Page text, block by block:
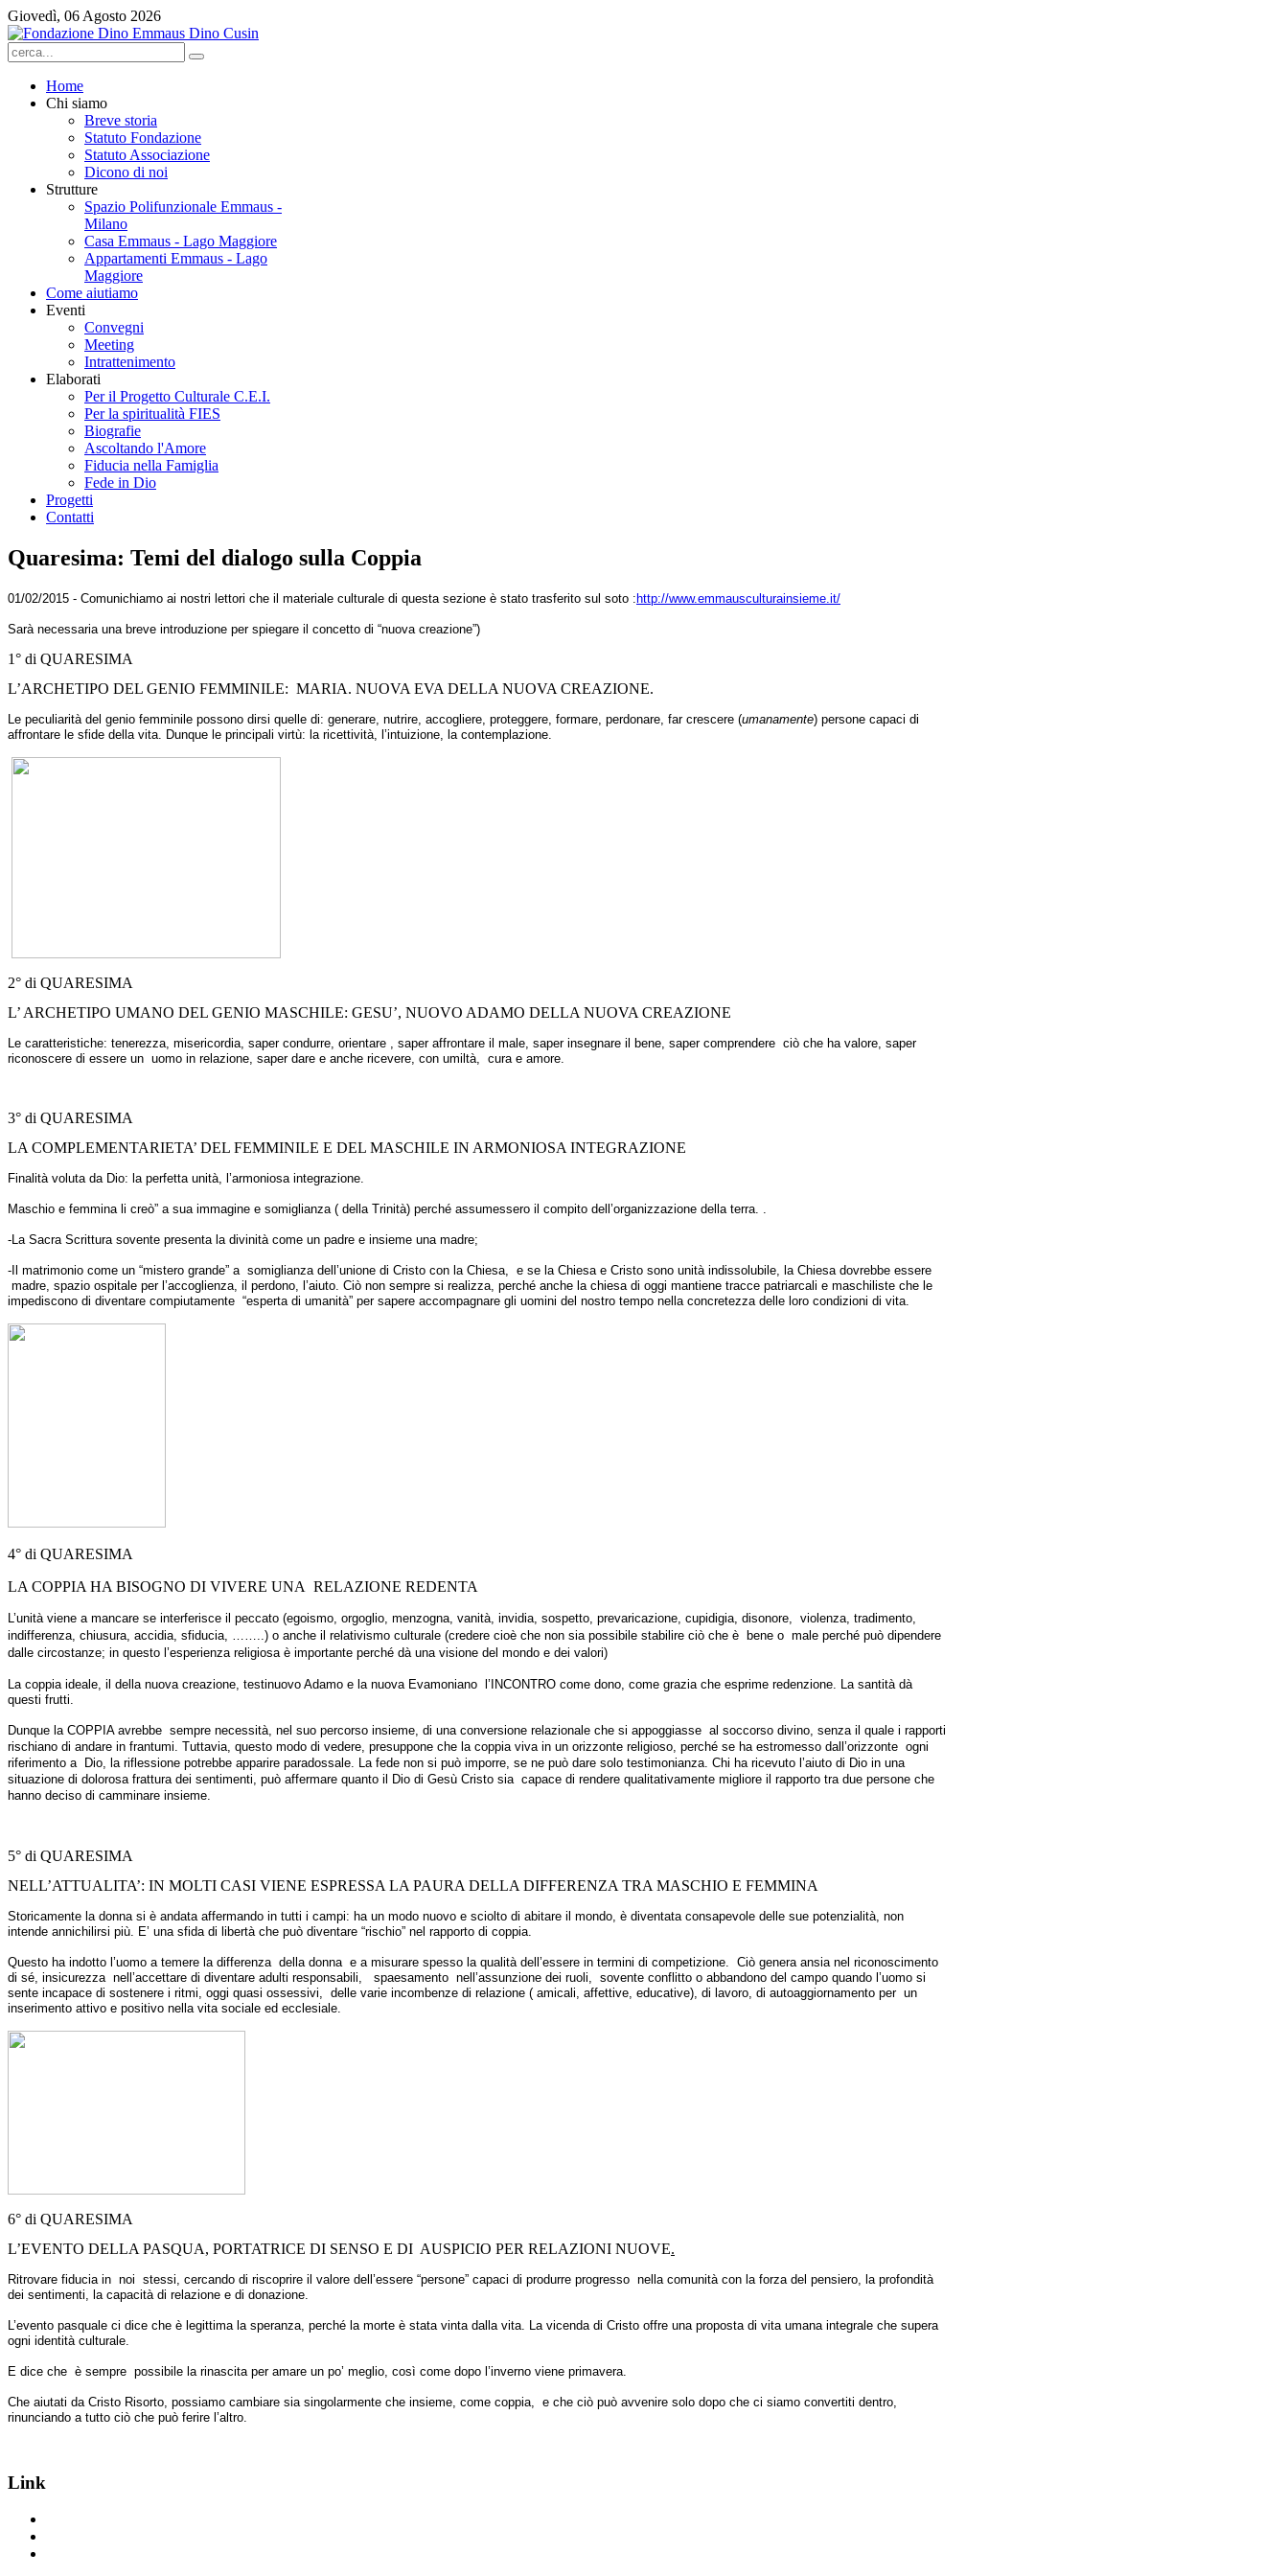
Giovedì, 06 Agosto 2026
Home
Chi siamo
Breve storia
Statuto Fondazione
Statuto Associazione
Dicono di noi
Strutture
Spazio Polifunzionale Emmaus -
Milano
Casa Emmaus - Lago Maggiore
Appartamenti Emmaus - Lago
Maggiore
Come aiutiamo
Eventi
Convegni
Meeting
Intrattenimento
Elaborati
Per il Progetto Culturale C.E.I.
Per la spiritualità FIES
Biografie
Ascoltando l'Amore
Fiducia nella Famiglia
Fede in Dio
Progetti
Contatti
Quaresima: Temi del dialogo sulla Coppia
01/02/2015 - Comunichiamo ai nostri lettori che il materiale culturale di questa sezione è stato trasferito sul soto : http://www.emmausculturainsieme.it/
Sarà necessaria una breve introduzione per spiegare il concetto di “nuova creazione”)
1° di QUARESIMA
L’ARCHETIPO DEL GENIO FEMMINILE: MARIA. NUOVA EVA DELLA NUOVA CREAZIONE.
Le peculiarità del genio femminile possono dirsi quelle di: generare, nutrire, accogliere, proteggere, formare, perdonare, far crescere (umanamente) persone capaci di
affrontare le sfide della vita. Dunque le principali virtù: la ricettività, l’intuizione, la contemplazione.
2° di QUARESIMA
L’ ARCHETIPO UMANO DEL GENIO MASCHILE: GESU’, NUOVO ADAMO DELLA NUOVA CREAZIONE
Le caratteristiche: tenerezza, misericordia, saper condurre, orientare , saper affrontare il male, saper insegnare il bene, saper comprendere ciò che ha valore, saper
riconoscere di essere un uomo in relazione, saper dare e anche ricevere, con umiltà, cura e amore.
3° di QUARESIMA
LA COMPLEMENTARIETA’ DEL FEMMINILE E DEL MASCHILE IN ARMONIOSA INTEGRAZIONE
Finalità voluta da Dio: la perfetta unità, l’armoniosa integrazione.
Maschio e femmina li creò” a sua immagine e somiglianza ( della Trinità) perché assumessero il compito dell’organizzazione della terra. .
-La Sacra Scrittura sovente presenta la divinità come un padre e insieme una madre;
-Il matrimonio come un “mistero grande” a somiglianza dell’unione di Cristo con la Chiesa, e se la Chiesa e Cristo sono unità indissolubile, la Chiesa dovrebbe essere
madre, spazio ospitale per l’accoglienza, il perdono, l’aiuto. Ciò non sempre si realizza, perché anche la chiesa di oggi mantiene tracce patriarcali e maschiliste che le
impediscono di diventare compiutamente “esperta di umanità” per sapere accompagnare gli uomini del nostro tempo nella concretezza delle loro condizioni di vita.
4° di QUARESIMA
LA COPPIA HA BISOGNO DI VIVERE UNA RELAZIONE REDENTA
L’unità viene a mancare se interferisce il peccato (egoismo, orgoglio, menzogna, vanità, invidia, sospetto, prevaricazione, cupidigia, disonore, violenza, tradimento,
indifferenza, chiusura, accidia, sfiducia, ……..) o anche il relativismo culturale (credere cioè che non sia possibile stabilire ciò che è bene o male perché può dipendere
dalle circostanze; in questo l’esperienza religiosa è importante perché dà una visione del mondo e dei valori)
La coppia ideale, il della nuova creazione, testinuovo Adamo e la nuova Evamoniano l’INCONTRO come dono, come grazia che esprime redenzione. La santità dà
questi frutti.
Dunque la COPPIA avrebbe sempre necessità, nel suo percorso insieme, di una conversione relazionale che si appoggiasse al soccorso divino, senza il quale i rapporti
rischiano di andare in frantumi. Tuttavia, questo modo di vedere, presuppone che la coppia viva in un orizzonte religioso, perché se ha estromesso dall’orizzonte ogni
riferimento a Dio, la riflessione potrebbe apparire paradossale. La fede non si può imporre, se ne può dare solo testimonianza. Chi ha ricevuto l’aiuto di Dio in una
situazione di dolorosa frattura dei sentimenti, può affermare quanto il Dio di Gesù Cristo sia capace di rendere qualitativamente migliore il rapporto tra due persone che
hanno deciso di camminare insieme.
5° di QUARESIMA
NELL’ATTUALITA’: IN MOLTI CASI VIENE ESPRESSA LA PAURA DELLA DIFFERENZA TRA MASCHIO E FEMMINA
Storicamente la donna si è andata affermando in tutti i campi: ha un modo nuovo e sciolto di abitare il mondo, è diventata consapevole delle sue potenzialità, non
intende annichilirsi più. E’ una sfida di libertà che può diventare “rischio” nel rapporto di coppia.
Questo ha indotto l’uomo a temere la differenza della donna e a misurare spesso la qualità dell’essere in termini di competizione. Ciò genera ansia nel riconoscimento
di sé, insicurezza nell’accettare di diventare adulti responsabili, spaesamento nell’assunzione dei ruoli, sovente conflitto o abbandono del campo quando l’uomo si
sente incapace di sostenere i ritmi, oggi quasi ossessivi, delle varie incombenze di relazione ( amicali, affettive, educative), di lavoro, di autoaggiornamento per un
inserimento attivo e positivo nella vita sociale ed ecclesiale.
6° di QUARESIMA
L’EVENTO DELLA PASQUA, PORTATRICE DI SENSO E DI AUSPICIO PER RELAZIONI NUOVE.
Ritrovare fiducia in noi stessi, cercando di riscoprire il valore dell’essere “persone” capaci di produrre progresso nella comunità con la forza del pensiero, la profondità
dei sentimenti, la capacità di relazione e di donazione.
L’evento pasquale ci dice che è legittima la speranza, perché la morte è stata vinta dalla vita. La vicenda di Cristo offre una proposta di vita umana integrale che supera
ogni identità culturale.
E dice che è sempre possibile la rinascita per amare un po’ meglio, così come dopo l’inverno viene primavera.
Che aiutati da Cristo Risorto, possiamo cambiare sia singolarmente che insieme, come coppia, e che ciò può avvenire solo dopo che ci siamo convertiti dentro,
rinunciando a tutto ciò che può ferire l’altro.
Link